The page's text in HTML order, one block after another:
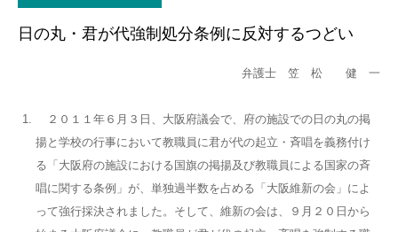
日の丸・君が代強制処分条例に反対するつどい
弁護士 笠 松 健 一
２０１１年６月３日、大阪府議会で、府の施設での日の丸の掲
揚と学校の行事において教職員に君が代の起立・斉唱を義務付け
る「大阪府の施設における国旗の掲揚及び教職員による国家の斉
唱に関する条例」が、単独過半数を占める「大阪維新の会」によ
って強行採決されました。そして、維新の会は、９月２０日から